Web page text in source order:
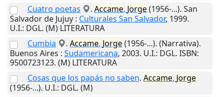
Cuatro poetas
. Accame, Jorge(1956-...). San
Salvador de Jujuy : Culturales San Salvador, 1999.
U.I.: DGL. (M) LITERATURA
Cumbia
. Accame, Jorge(1956-...). (Narrativa).
Buenos Aires : Sudamericana, 2003. U.I.: DGL. ISBN:
9500723123. (M) LITERATURA
Cosas que los papás no saben. Accame, Jorge
(1956-...). U.I.: DGL. (M)